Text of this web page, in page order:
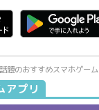
題のおすすめスマホゲーム
アプリ